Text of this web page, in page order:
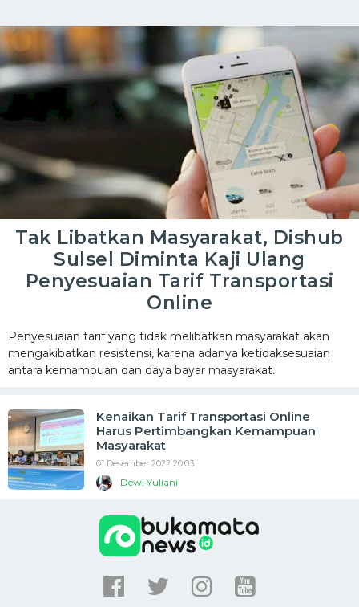
Tak Libatkan Masyarakat, Dishub
Sulsel Diminta Kaji Ulang
Penyesuaian Tarif Transportasi
Online
Penyesuaian tarif yang tidak melibatkan masyarakat akan
mengakibatkan resistensi, karena adanya ketidaksesuaian
antara kemampuan dan daya bayar masyarakat.
Kenaikan Tarif Transportasi Online
Harus Pertimbangkan Kemampuan
Masyarakat
01 Desember 2022 20:03
Dewi Yuliani